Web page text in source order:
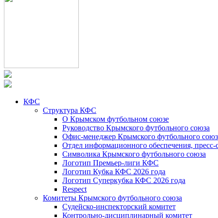
КФС
Структура КФС
О Крымском футбольном союзе
Руководство Крымского футбольного союза
Офис-менеджер Крымского футбольного
Отдел информационного обеспечения, пресс-
Символика Крымского футбольного союза
Логотип Премьер-лиги КФС
Логотип Кубка КФС 2026 года
Логотип Суперкубка КФС 2026 года
Respect
Комитеты Крымского футбольного союза
Судейско-инспекторский комитет
Контрольно-дисциплинарный комитет